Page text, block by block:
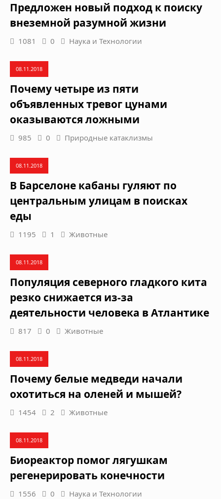
Предложен новый подход к поиску
внеземной разумной жизни
1081 0 Наука и Технологии
08.11.2018
Почему четыре из пяти
объявленных тревог цунами
оказываются ложными
985 0 Природные катаклизмы
08.11.2018
В Барселоне кабаны гуляют по
центральным улицам в поисках
еды
1195 1 Животные
08.11.2018
Популяция северного гладкого кита
резко снижается из-за
деятельности человека в Атлантике
817 0 Животные
08.11.2018
Почему белые медведи начали
охотиться на оленей и мышей?
1454 2 Животные
08.11.2018
Биореактор помог лягушкам
регенерировать конечности
1556 0 Наука и Технологии